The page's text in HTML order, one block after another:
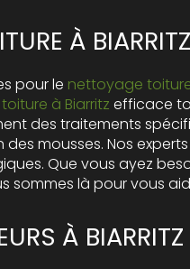
À BIARRITZ
pour le nettoyage
à Biarritz efficace
des traitements
mousses. Nos
Que vous ayez
sommes là pour vous
À BIARRITZ